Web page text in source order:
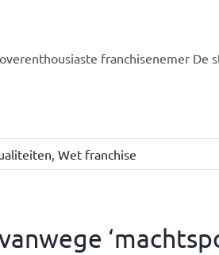
franchisenemer De
, Wet franchise